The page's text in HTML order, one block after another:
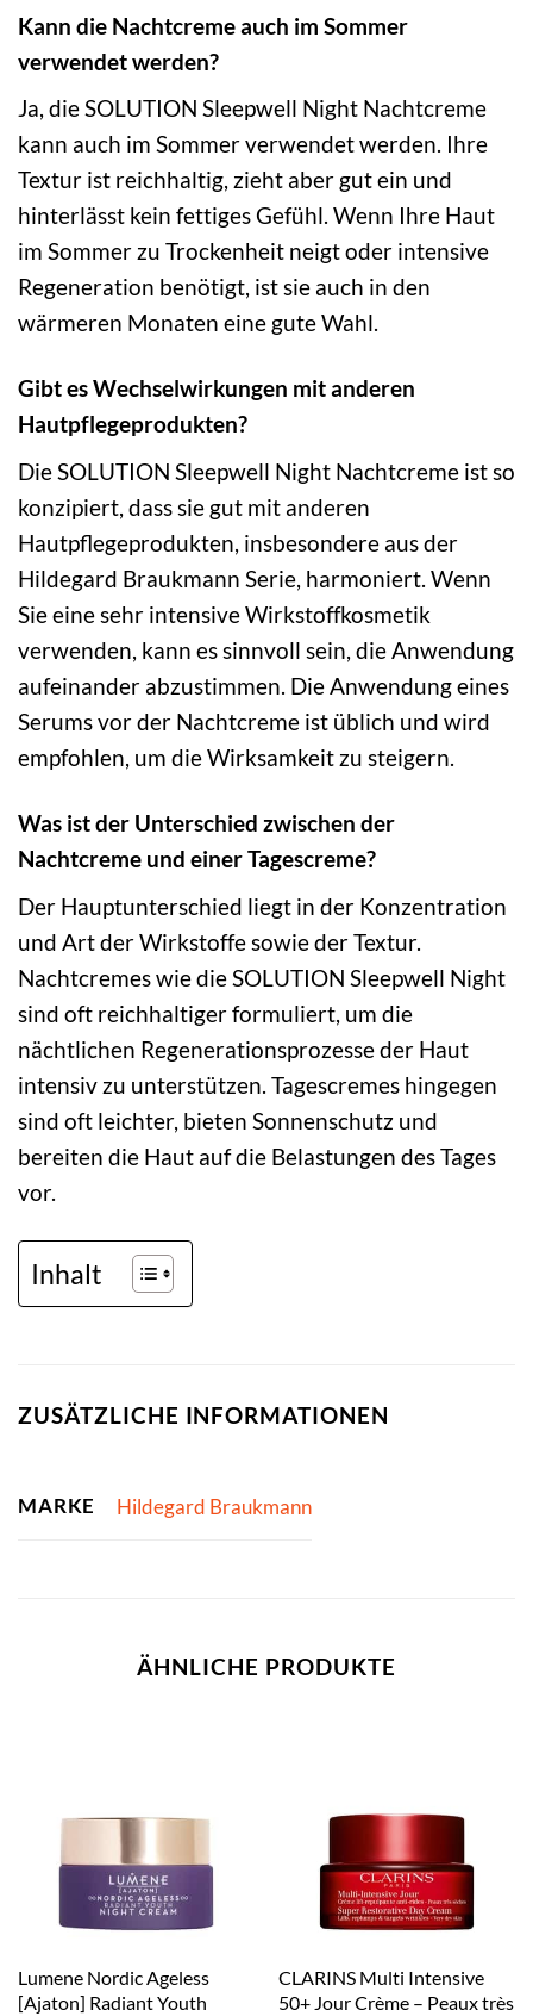
Kann die Nachtcreme auch im Sommer
verwendet werden?
Ja, die SOLUTION Sleepwell Night Nachtcreme
kann auch im Sommer verwendet werden. Ihre
Textur ist reichhaltig, zieht aber gut ein und
hinterlässt kein fettiges Gefühl. Wenn Ihre Haut
im Sommer zu Trockenheit neigt oder intensive
Regeneration benötigt, ist sie auch in den
wärmeren Monaten eine gute Wahl.
Gibt es Wechselwirkungen mit anderen
Hautpflegeprodukten?
Die SOLUTION Sleepwell Night Nachtcreme ist so
konzipiert, dass sie gut mit anderen
Hautpflegeprodukten, insbesondere aus der
Hildegard Braukmann Serie, harmoniert. Wenn
Sie eine sehr intensive Wirkstoffkosmetik
verwenden, kann es sinnvoll sein, die Anwendung
aufeinander abzustimmen. Die Anwendung eines
Serums vor der Nachtcreme ist üblich und wird
empfohlen, um die Wirksamkeit zu steigern.
Was ist der Unterschied zwischen der
Nachtcreme und einer Tagescreme?
Der Hauptunterschied liegt in der Konzentration
und Art der Wirkstoffe sowie der Textur.
Nachtcremes wie die SOLUTION Sleepwell Night
sind oft reichhaltiger formuliert, um die
nächtlichen Regenerationsprozesse der Haut
intensiv zu unterstützen. Tagescremes hingegen
sind oft leichter, bieten Sonnenschutz und
bereiten die Haut auf die Belastungen des Tages
vor.
Inhalt
ZUSÄTZLICHE INFORMATIONEN
MARKE Hildegard Braukmann
ÄHNLICHE PRODUKTE
Lumene Nordic Ageless
[Ajaton] Radiant Youth
CLARINS Multi Intensive
50+ Jour Crème – Peaux très